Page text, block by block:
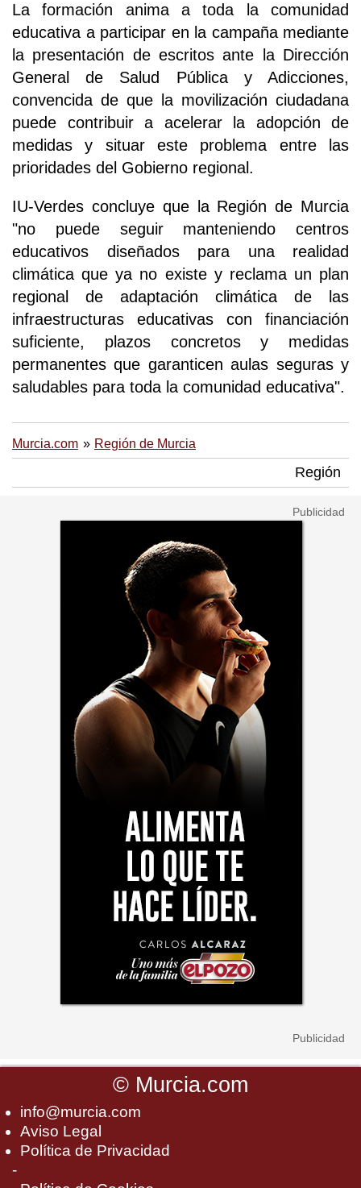
La formación anima a toda la comunidad
educativa a participar en la campaña mediante
la presentación de escritos ante la Dirección
General de Salud Pública y Adicciones,
convencida de que la movilización ciudadana
puede contribuir a acelerar la adopción de
medidas y situar este problema entre las
prioridades del Gobierno regional.
IU-Verdes concluye que la Región de Murcia
"no puede seguir manteniendo centros
educativos diseñados para una realidad
climática que ya no existe y reclama un plan
regional de adaptación climática de las
infraestructuras educativas con financiación
suficiente, plazos concretos y medidas
permanentes que garanticen aulas seguras y
saludables para toda la comunidad educativa".
Murcia.com Región de Murcia
Región
© Murcia.com
info@murcia.com
Aviso Legal
Política de Privacidad
-